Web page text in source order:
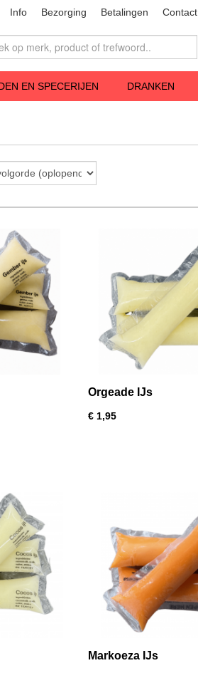
Info Bezorging Betalingen Contact
EN SPECERIJEN DRANKEN
Orgeade IJs
€ 1,95
Markoeza IJs